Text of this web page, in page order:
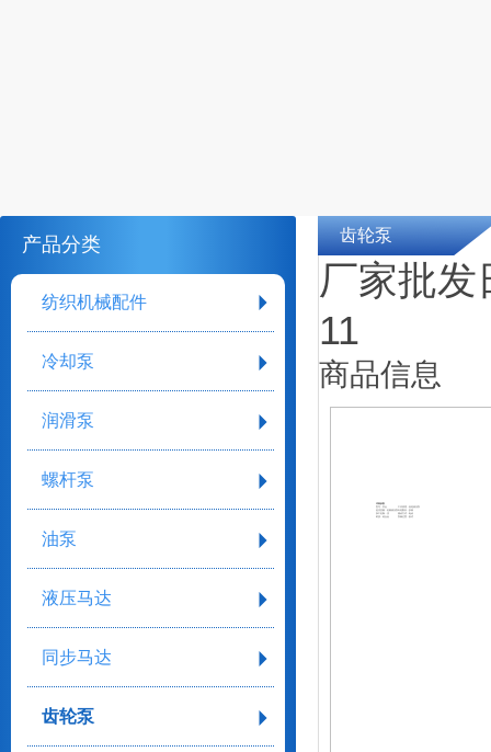
产品分类
纺织机械配件
冷却泵
润滑泵
螺杆泵
油泵
液压马达
同步马达
齿轮泵
齿轮泵
厂家批
11
商品信息